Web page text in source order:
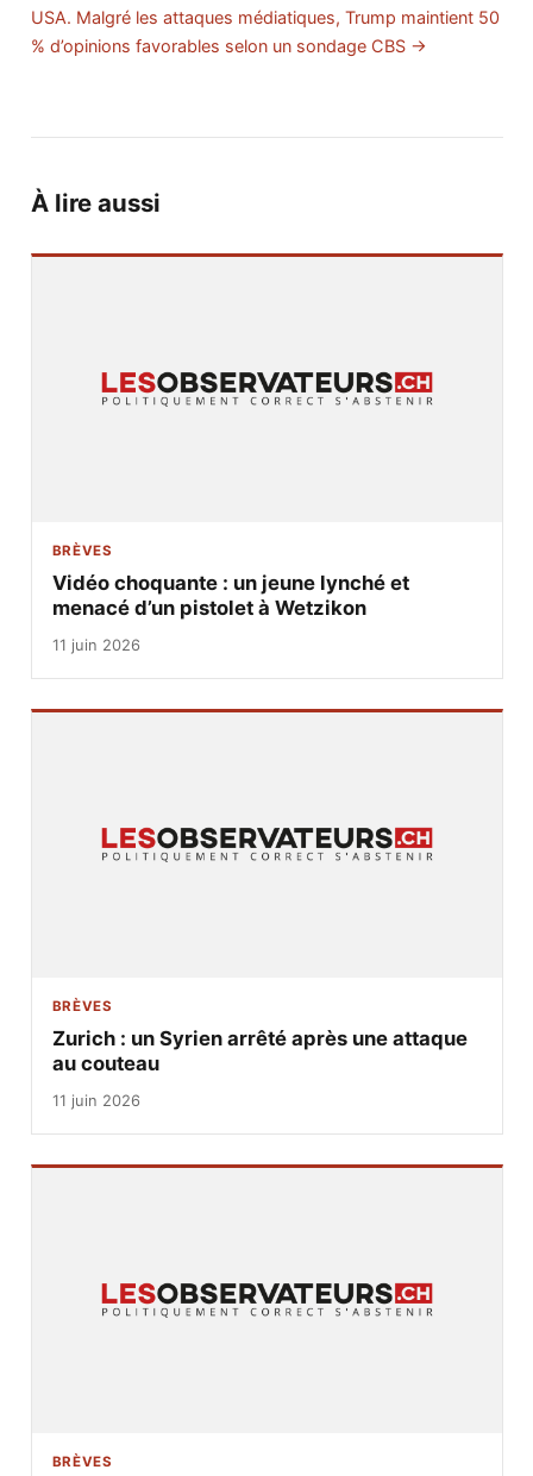
USA. Malgré les attaques médiatiques, Trump maintient 50
% d’opinions favorables selon un sondage CBS →
À lire aussi
BRÈVES
Vidéo choquante : un jeune lynché et
menacé d’un pistolet à Wetzikon
11 juin 2026
BRÈVES
Zurich : un Syrien arrêté après une attaque
au couteau
11 juin 2026
BRÈVES